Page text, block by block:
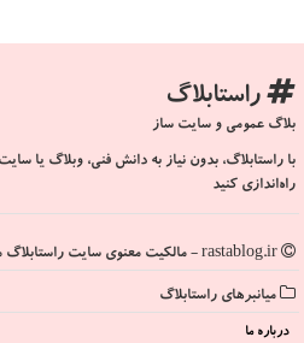
راستابلاگ
بلاگ عمومی و سایت ساز
با راستابلاگ، بدون نیاز به دانش فنی، وبلاگ یا
راه‌اندازی کنید
میانبرهای راستابلاگ
درباره ما